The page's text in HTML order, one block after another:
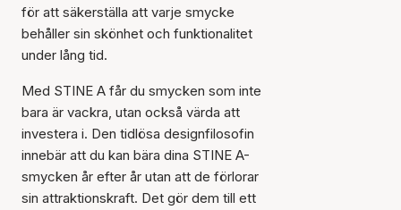
för att säkerställa att varje smycke
behåller sin skönhet och funktionalitet
under lång tid.
Med STINE A får du smycken som inte
bara är vackra, utan också värda att
investera i. Den tidlösa designfilosofin
innebär att du kan bära dina STINE A-
smycken år efter år utan att de förlorar
sin attraktionskraft. Det gör dem till ett